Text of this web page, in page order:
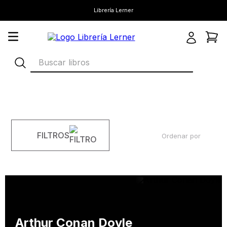
Librería Lerner
Buscar libros
FILTROS Ordenar por
Arthur Conan Doyle